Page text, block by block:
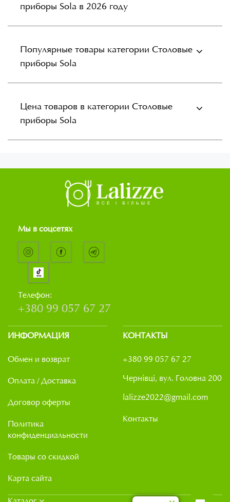
приборы Sola в 2026 году
Популярные товары категории Столовые
приборы Sola
Цена товаров в категории Столовые
приборы Sola
Мы в соцсетях
Телефон:
+380 99 057 67 27
ИНФОРМАЦИЯ
Обмен и возврат
Оплата / Доставка
Договор оферты
Политика
конфиденциальности
Товары со скидкой
Карта сайта
КОНТАКТЫ
+380 99 057 67 27
Чернівці, вул. Головна 200
lalizze2022@gmail.com
Контакты